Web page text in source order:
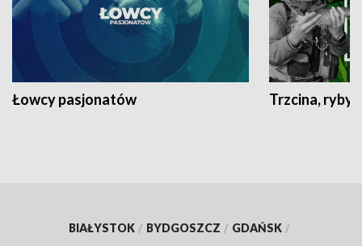
Łowcy pasjonatów Trzcina, ryby
BIAŁYSTOK / BYDGOSZCZ / GDAŃSK /